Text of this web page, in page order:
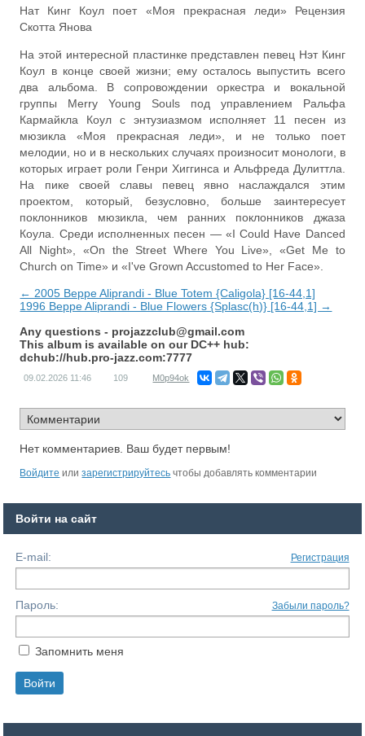
Нат Кинг Коул поет «Моя прекрасная леди» Рецензия
Скотта Янова
На этой интересной пластинке представлен певец Нэт Кинг
Коул в конце своей жизни; ему осталось выпустить всего
два альбома. В сопровождении оркестра и вокальной
группы Merry Young Souls под управлением Ральфа
Кармайкла Коул с энтузиазмом исполняет 11 песен из
мюзикла «Моя прекрасная леди», и не только поет
мелодии, но и в нескольких случаях произносит монологи, в
которых играет роли Генри Хиггинса и Альфреда Дулиттла.
На пике своей славы певец явно наслаждался этим
проектом, который, безусловно, больше заинтересует
поклонников мюзикла, чем ранних поклонников джаза
Коула. Среди исполненных песен — «I Could Have Danced
All Night», «On the Street Where You Live», «Get Me to
Church on Time» и «I've Grown Accustomed to Her Face».
← 2005 Beppe Aliprandi - Blue Totem {Caligola} [16-44,1]
1996 Beppe Aliprandi - Blue Flowers {Splasc(h)} [16-44,1] →
Any questions - projazzclub@gmail.com
This album is available on our DC++ hub:
dchub://hub.pro-jazz.com:7777
09.02.2026 11:46 109 M0p94ok
Нет комментариев. Ваш будет первым!
Войдите илизарегистрируйтесь чтобы добавлять комментарии
Войти на сайт
E-mail: Регистрация
Пароль: Забыли пароль?
Запомнить меня